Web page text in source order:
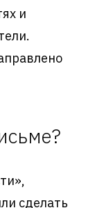
и
сделать